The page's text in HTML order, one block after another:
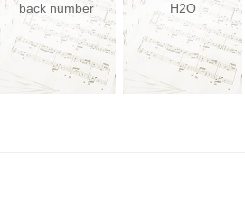
back number
H2O